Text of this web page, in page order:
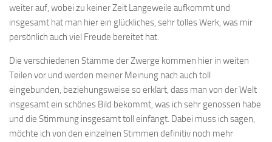
weiter auf, wobei zu keiner Zeit Langeweile aufkommt und
insgesamt hat man hier ein glückliches, sehr tolles Werk, was mir
persönlich auch viel Freude bereitet hat.
Die verschiedenen Stämme der Zwerge kommen hier in weiten
Teilen vor und werden meiner Meinung nach auch toll
eingebunden, beziehungsweise so erklärt, dass man von der Welt
insgesamt ein schönes Bild bekommt, was ich sehr genossen habe
und die Stimmung insgesamt toll einfängt. Dabei muss ich sagen,
möchte ich von den einzelnen Stimmen definitiv noch mehr